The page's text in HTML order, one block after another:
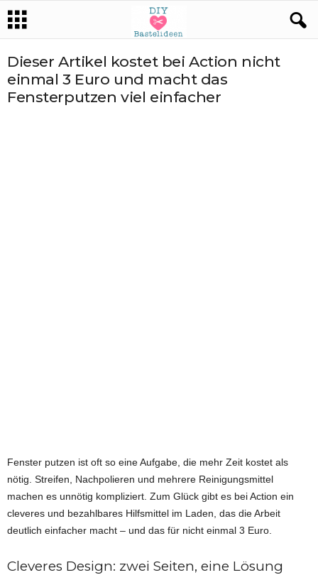
Dieser Artikel kostet bei Action nicht
einmal 3 Euro und macht das
Fensterputzen viel einfacher
Fenster putzen ist oft so eine Aufgabe, die mehr Zeit kostet als
nötig. Streifen, Nachpolieren und mehrere Reinigungsmittel
machen es unnötig kompliziert. Zum Glück gibt es bei Action ein
cleveres und bezahlbares Hilfsmittel im Laden, das die Arbeit
deutlich einfacher macht – und das für nicht einmal 3 Euro.
Cleveres Design: zwei Seiten, eine Lösung